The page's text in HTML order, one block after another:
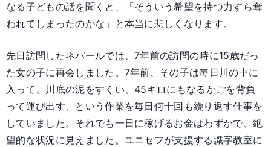
なる子どもの話を聞くと、「そういう希望を持つ力すら奪
われてしまったのかな」と本当に悲しくなります。
先日訪問したネパールでは、7年前の訪問の時に15歳だっ
た女の子に再会しました。7年前、その子は毎日川の中に
入って、川底の泥をすくい、45キロにもなるかごを背負
って運び出す、という作業を毎日何十回も繰り返す仕事を
していました。それでも一日に稼げるお金はわずかで、絶
望的な状況に見えました。ユニセフが支援する識字教室に